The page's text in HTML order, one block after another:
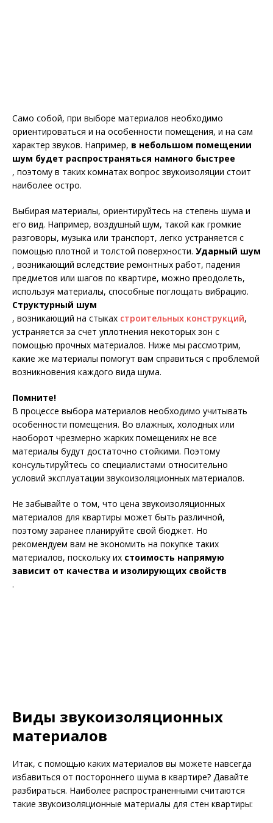
Само собой, при выборе материалов необходимо
ориентироваться и на особенности помещения, и на сам
характер звуков. Например, в небольшом помещении
шум будет распространяться намного быстрее
, поэтому в таких комнатах вопрос звукоизоляции стоит
наиболее остро.
Выбирая материалы, ориентируйтесь на степень шума и
его вид. Например, воздушный шум, такой как громкие
разговоры, музыка или транспорт, легко устраняется с
помощью плотной и толстой поверхности. Ударный шум
, возникающий вследствие ремонтных работ, падения
предметов или шагов по квартире, можно преодолеть,
используя материалы, способные поглощать вибрацию.
Структурный шум
, возникающий на стыках строительных конструкций,
устраняется за счет уплотнения некоторых зон с
помощью прочных материалов. Ниже мы рассмотрим,
какие же материалы помогут вам справиться с проблемой
возникновения каждого вида шума.
Помните!
В процессе выбора материалов необходимо учитывать
особенности помещения. Во влажных, холодных или
наоборот чрезмерно жарких помещениях не все
материалы будут достаточно стойкими. Поэтому
консультируйтесь со специалистами относительно
условий эксплуатации звукоизоляционных материалов.
Не забывайте о том, что цена звукоизоляционных
материалов для квартиры может быть различной,
поэтому заранее планируйте свой бюджет. Но
рекомендуем вам не экономить на покупке таких
материалов, поскольку их стоимость напрямую
зависит от качества и изолирующих свойств
.
Виды звукоизоляционных
материалов
Итак, с помощью каких материалов вы можете навсегда
избавиться от постороннего шума в квартире? Давайте
разбираться. Наиболее распространенными считаются
такие звукоизоляционные материалы для стен квартиры: